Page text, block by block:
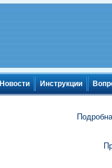
Новости Инструкции